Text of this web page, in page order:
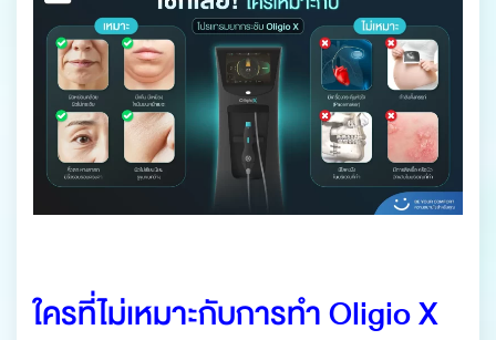
ใครที่ไม่เหมาะกับการทำ Oligio X